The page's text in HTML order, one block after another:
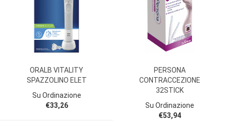
ORALB VITALITY
SPAZZOLINO ELET
Su Ordinazione
€33,26
PERSONA
CONTRACCEZIONE
32STICK
Su Ordinazione
€53,94